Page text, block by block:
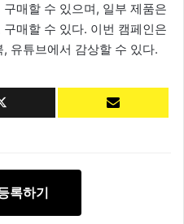
매할 수 있으며, 일부 제품은
매할 수 있다. 이번 캠페인은
유튜브에서 감상할 수 있다.
록하기